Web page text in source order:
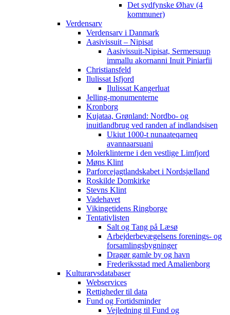
Det sydfynske Øhav (4
kommuner)
Verdensarv
Verdensarv i Danmark
Aasivissuit – Nipisat
Aasivissuit-Nipisat, Sermersuup
immallu akornanni Inuit Piniarfii
Christiansfeld
Ilulissat Isfjord
Ilulissat Kangerluat
Jelling-monumenterne
Kronborg
Kujataa, Grønland: Nordbo- og
inuitlandbrug ved randen af indlandsisen
Ukiut 1000-t nunaateqarneq
avannaarsuani
Molerklinterne i den vestlige Limfjord
Møns Klint
Parforcejagtlandskabet i Nordsjælland
Roskilde Domkirke
Stevns Klint
Vadehavet
Vikingetidens Ringborge
Tentativlisten
Salt og Tang på Læsø
Arbejderbevægelsens forenings- og
forsamlingsbygninger
Dragør gamle by og havn
Frederiksstad med Amalienborg
Kulturarvsdatabaser
Webservices
Rettigheder til data
Fund og Fortidsminder
Vejledning til Fund og